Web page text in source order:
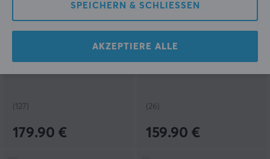
ULX Prophecy - Tfue -
Classic
(127)
179.90 €
TenZ Signature Red
Edition Gaming Maus
(26)
159.90 €
SPEICHERN & SCHLIESSEN
AKZEPTIERE ALLE